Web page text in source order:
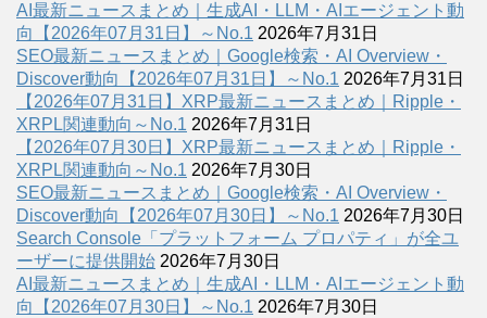
AI最新ニュースまとめ｜生成AI・LLM・AIエージェント動
向【2026年07月31日】～No.1 2026年7月31日
SEO最新ニュースまとめ｜Google検索・AI Overview・
Discover動向【2026年07月31日】～No.1 2026年7月31日
【2026年07月31日】XRP最新ニュースまとめ｜Ripple・
XRPL関連動向～No.1 2026年7月31日
【2026年07月30日】XRP最新ニュースまとめ｜Ripple・
XRPL関連動向～No.1 2026年7月30日
SEO最新ニュースまとめ｜Google検索・AI Overview・
Discover動向【2026年07月30日】～No.1 2026年7月30日
Search Console「プラットフォーム プロパティ」が全ユ
ーザーに提供開始 2026年7月30日
AI最新ニュースまとめ｜生成AI・LLM・AIエージェント動
向【2026年07月30日】～No.1 2026年7月30日